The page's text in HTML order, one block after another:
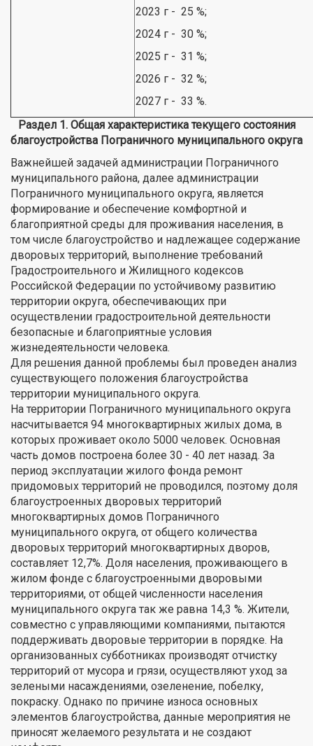
2023 г - 25 %;
2024 г - 30 %;
2025 г - 31 %;
2026 г - 32 %;
2027 г - 33 %.
Раздел 1. Общая характеристика текущего состояния
благоустройства Пограничного муниципального округа
Важнейшей задачей администрации Пограничного
муниципального района, далее администрации
Пограничного муниципального округа, является
формирование и обеспечение комфортной и
благоприятной среды для проживания населения, в
том числе благоустройство и надлежащее содержание
дворовых территорий, выполнение требований
Градостроительного и Жилищного кодексов
Российской Федерации по устойчивому развитию
территории округа, обеспечивающих при
осуществлении градостроительной деятельности
безопасные и благоприятные условия
жизнедеятельности человека.
Для решения данной проблемы был проведен анализ
существующего положения благоустройства
территории муниципального округа.
На территории Пограничного муниципального округа
насчитывается 94 многоквартирных жилых дома, в
которых проживает около 5000 человек. Основная
часть домов построена более 30 - 40 лет назад. За
период эксплуатации жилого фонда ремонт
придомовых территорий не проводился, поэтому доля
благоустроенных дворовых территорий
многоквартирных домов Пограничного
муниципального округа, от общего количества
дворовых территорий многоквартирных дворов,
составляет 12,7%. Доля населения, проживающего в
жилом фонде с благоустроенными дворовыми
территориями, от общей численности населения
муниципального округа так же равна 14,3 %. Жители,
совместно с управляющими компаниями, пытаются
поддерживать дворовые территории в порядке. На
организованных субботниках производят отчистку
территорий от мусора и грязи, осуществляют уход за
зелеными насаждениями, озеленение, побелку,
покраску. Однако по причине износа основных
элементов благоустройства, данные мероприятия не
приносят желаемого результата и не создают